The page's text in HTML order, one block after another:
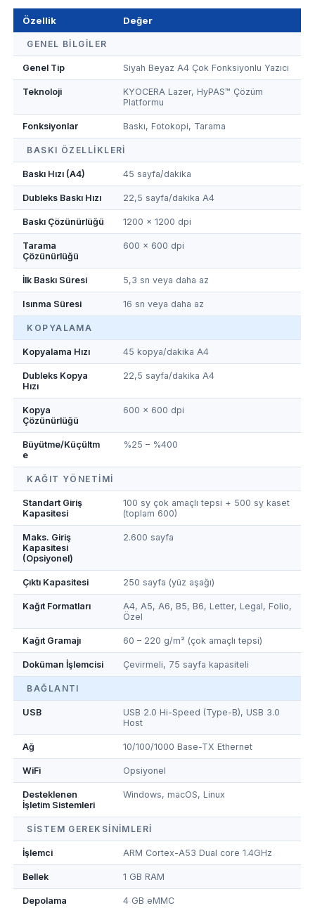
Özellik Değer
GENEL BILGILER
Genel Tip Siyah Beyaz A4 Çok Fonksiyonlu Yazıcı
Teknoloji
KYOCERA Lazer, HyPAS™ Çözüm
Platformu
Fonksiyonlar Baskı, Fotokopi, Tarama
BASKI ÖZELLIKLERI
Baskı Hızı (A4) 45 sayfa/dakika
Dubleks Baskı Hızı 22,5 sayfa/dakika A4
Baskı Çözünürlüğü 1200 x 1200 dpi
Tarama
Çözünürlüğü
600 x 600 dpi
İlk Baskı Süresi 5,3 sn veya daha az
Isınma Süresi 16 sn veya daha az
KOPYALAMA
Kopyalama Hızı 45 kopya/dakika A4
Dubleks Kopya
Hızı
22,5 sayfa/dakika A4
Kopya
Çözünürlüğü
600 x 600 dpi
Büyütme/Küçültm
e
%25 – %400
KAĞIT YÖNETIMI
Standart Giriş
Kapasitesi
100 sy çok amaçlı tepsi + 500 sy kaset
(toplam 600)
Maks. Giriş
Kapasitesi
(Opsiyonel)
2.600 sayfa
Çıktı Kapasitesi 250 sayfa (yüz aşağı)
Kağıt Formatları
A4, A5, A6, B5, B6, Letter, Legal, Folio,
Özel
Kağıt Gramajı 60 – 220 g/m² (çok amaçlı tepsi)
Doküman İşlemcisi Çevirmeli, 75 sayfa kapasiteli
BAĞLANTI
USB
USB 2.0 Hi-Speed (Type-B), USB 3.0
Host
Ağ 10/100/1000 Base-TX Ethernet
WiFi Opsiyonel
Desteklenen
İşletim Sistemleri
Windows, macOS, Linux
SISTEM GEREKSINIMLERI
İşlemci ARM Cortex-A53 Dual core 1.4GHz
Bellek 1 GB RAM
Depolama 4 GB eMMC